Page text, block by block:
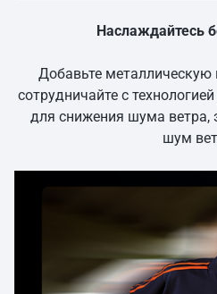
Наслаждайтесь
Добавьте металлическую
сотрудничайте с
для снижения шума
шум